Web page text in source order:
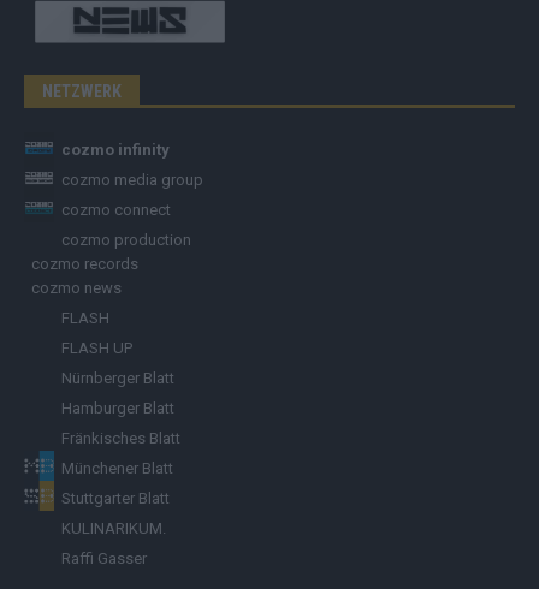
NETZWERK
cozmo infinity
cozmo media group
cozmo connect
cozmo production
cozmo records
cozmo news
FLASH
FLASH UP
Nürnberger Blatt
Hamburger Blatt
Fränkisches Blatt
Münchener Blatt
Stuttgarter Blatt
KULINARIKUM.
Raffi Gasser